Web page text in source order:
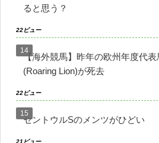
ると思う？
22ビュー
【海外競馬】昨年の欧州年度代
(Roaring Lion)が死去
22ビュー
セントウルSのメンツがひどい